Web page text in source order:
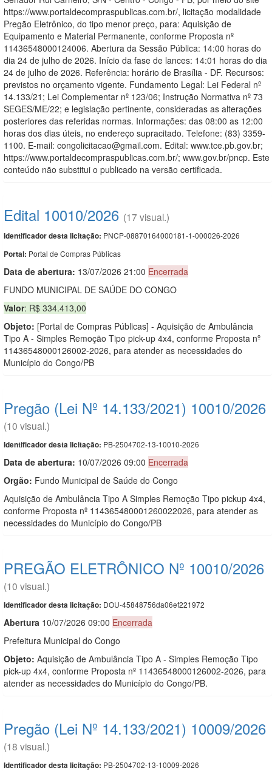
https://www.portaldecompraspublicas.com.br/, licitação modalidade
Pregão Eletrônico, do tipo menor preço, para: Aquisição de
Equipamento e Material Permanente, conforme Proposta nº
11436548000124006. Abertura da Sessão Pública: 14:00 horas do
dia 24 de julho de 2026. Início da fase de lances: 14:01 horas do dia
24 de julho de 2026. Referência: horário de Brasília - DF. Recursos:
previstos no orçamento vigente. Fundamento Legal: Lei Federal nº
14.133/21; Lei Complementar nº 123/06; Instrução Normativa nº 73
SEGES/ME/22; e legislação pertinente, consideradas as alterações
posteriores das referidas normas. Informações: das 08:00 as 12:00
horas dos dias úteis, no endereço supracitado. Telefone: (83) 3359-
1100. E-mail: congolicitacao@gmail.com. Edital: www.tce.pb.gov.br;
https://www.portaldecompraspublicas.com.br/; www.gov.br/pncp. Este
conteúdo não substitui o publicado na versão certificada.
Edital 10010/2026 (17 visual.)
Identificador desta licitação: PNCP-08870164000181-1-000026-2026
Portal: Portal de Compras Públicas
Data de abertura: 13/07/2026 21:00 Encerrada
FUNDO MUNICIPAL DE SAÚDE DO CONGO
Valor: R$ 334.413,00
Objeto: [Portal de Compras Públicas] - Aquisição de Ambulância
Tipo A - Simples Remoção Tipo pick-up 4x4, conforme Proposta nº
11436548000126002-2026, para atender as necessidades do
Município do Congo/PB
Pregão (Lei Nº 14.133/2021) 10010/2026
(10 visual.)
Identificador desta licitação: PB-2504702-13-10010-2026
Data de abertura: 10/07/2026 09:00 Encerrada
Orgão: Fundo Municipal de Saúde do Congo
Aquisição de Ambulância Tipo A Simples Remoção Tipo pickup 4x4,
conforme Proposta nº 114365480001260022026, para atender as
necessidades do Município do Congo/PB
PREGÃO ELETRÔNICO Nº 10010/2026
(10 visual.)
Identificador desta licitação: DOU-45848756da06ef221972
Abertura 10/07/2026 09:00 Encerrada
Prefeitura Municipal do Congo
Objeto: Aquisição de Ambulância Tipo A - Simples Remoção Tipo
pick-up 4x4, conforme Proposta nº 11436548000126002-2026, para
atender as necessidades do Município do Congo/PB.
Pregão (Lei Nº 14.133/2021) 10009/2026
(18 visual.)
Identificador desta licitação: PB-2504702-13-10009-2026